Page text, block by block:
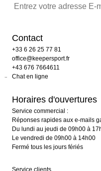
Contact
+33 6 26 25 77 81
office@keepersport.fr
+43 676 7664611
Chat en ligne
Horaires d'ouvertures
Service commercial :
Réponses rapides aux e-mails
Du lundi au jeudi de 09h00 à
Le vendredi de 09h00 à 14h00
Fermé tous les jours fériés
Service clients